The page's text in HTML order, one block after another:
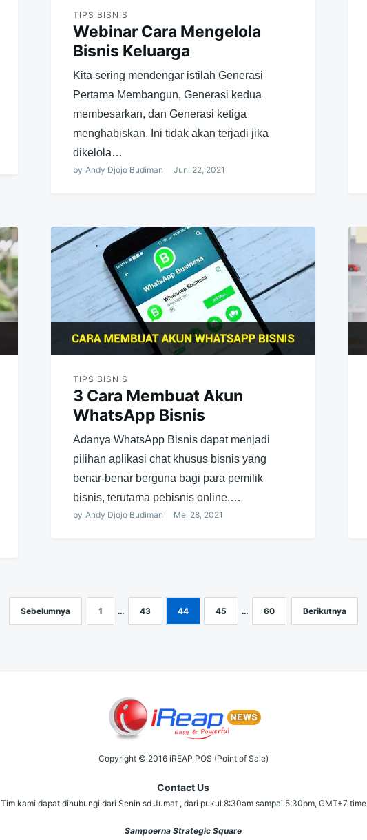
TIPS BISNIS
Webinar Cara Mengelola
Bisnis Keluarga
Kita sering mendengar istilah Generasi
Pertama Membangun, Generasi kedua
membesarkan, dan Generasi ketiga
menghabiskan. Ini tidak akan terjadi jika
dikelola…
by Andy Djojo Budiman Juni 22, 2021
TIPS BISNIS
3 Cara Membuat Akun
WhatsApp Bisnis
Adanya WhatsApp Bisnis dapat menjadi
pilihan aplikasi chat khusus bisnis yang
benar-benar berguna bagi para pemilik
bisnis, terutama pebisnis online.…
by Andy Djojo Budiman Mei 28, 2021
Sebelumnya 1 … 43 44 45 … 60 Berikutnya
Copyright © 2016 iREAP POS (Point of Sale)
Contact Us
Tim kami dapat dihubungi dari Senin sd Jumat , dari pukul 8:30am sampai 5:30pm, GMT+7 time
Sampoerna Strategic Square